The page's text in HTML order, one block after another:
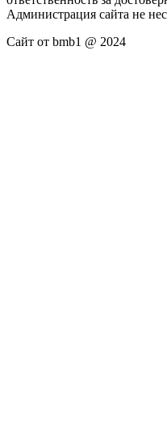
Администрация сайта не
Сайт от bmb1 @ 2024